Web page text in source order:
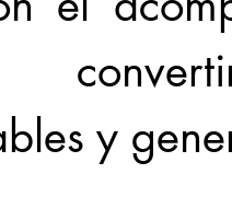
y